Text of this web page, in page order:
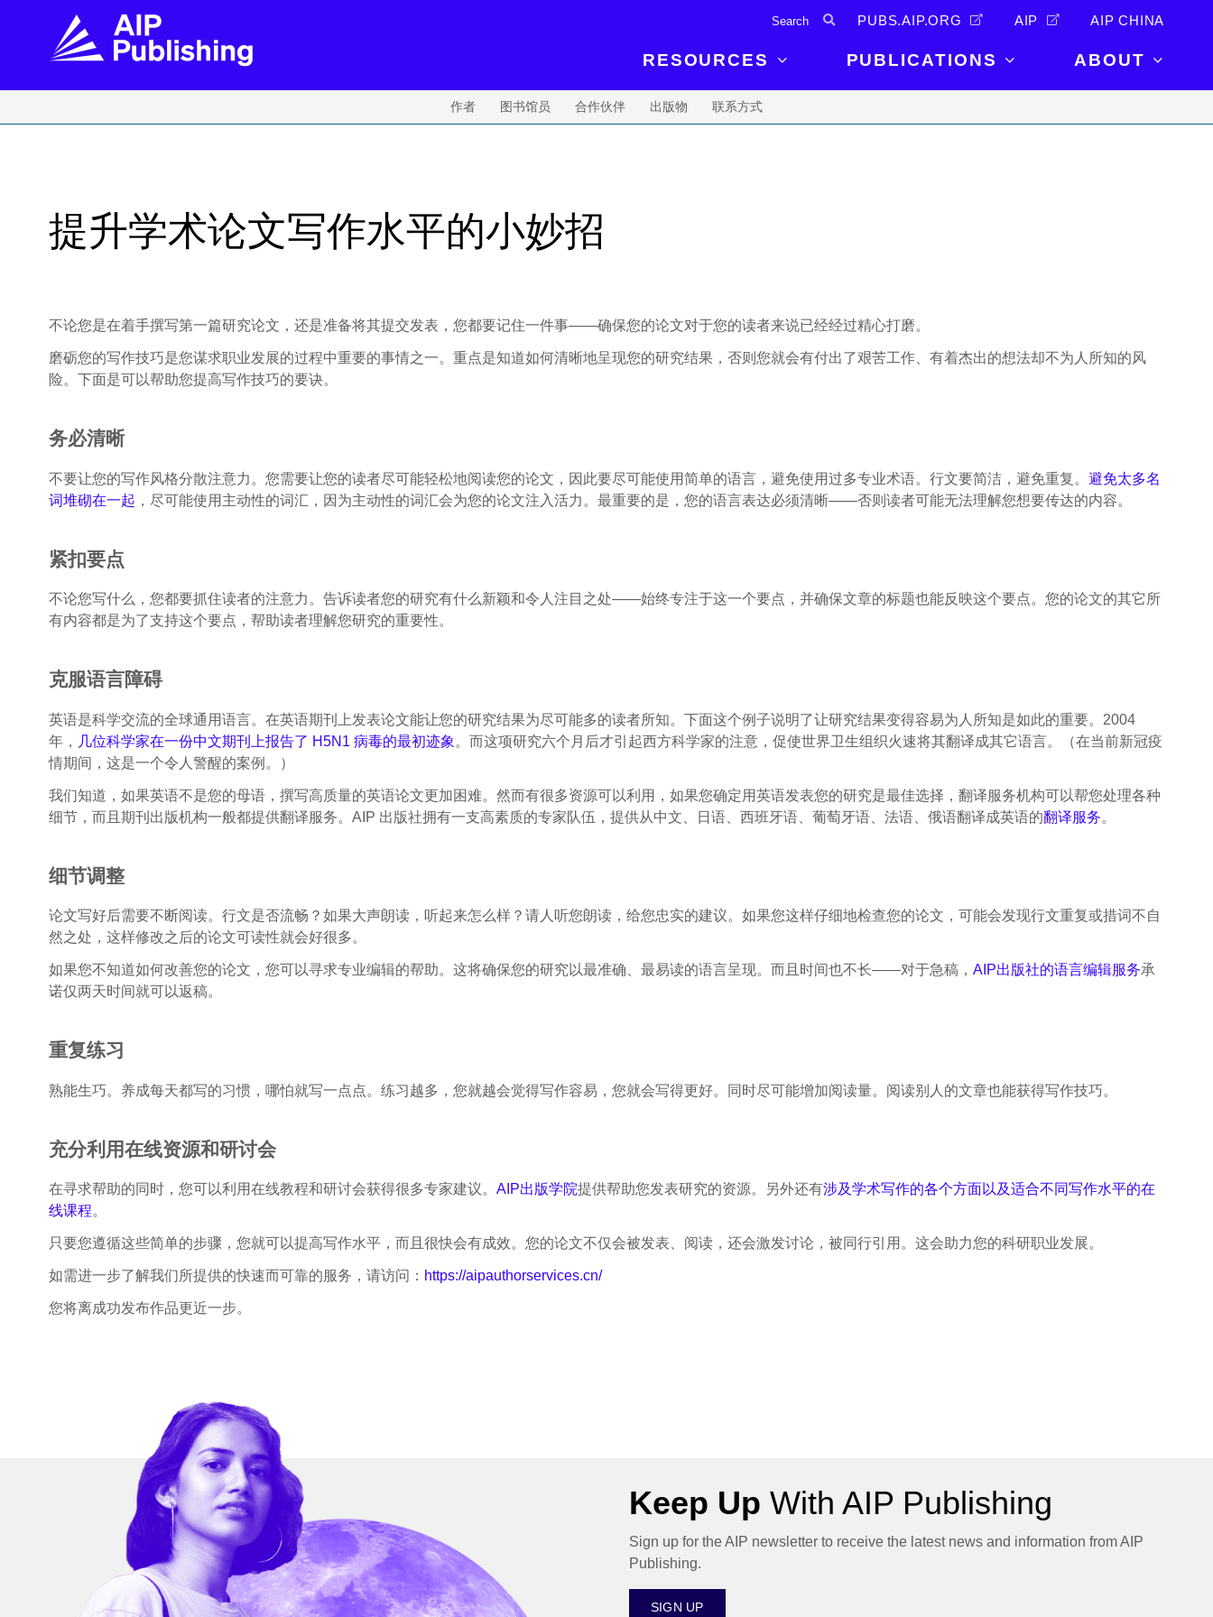
PUBS.AIP.ORG AIP AIP CHINA
RESOURCES
FIND YOUR BREAKTHROUGH
VISIT BLOG
RESOURCES
PUBLICATIONS
FIND THE RIGHT JOURNAL
BROWSE JOURNALS
LATEST CONTENT
SEE WHAT'S NEW
PUBLICATIONS
ABOUT
作者 图书馆员 合作伙伴 出版物 联系方式
提升学术论文写作水平的小妙招
不论您是在着手撰写第一篇研究论文，还是准备将其提交发表，您都要记住一件事——确保您的论文对于您的读者来说已经经过精心打磨。
磨砺您的写作技巧是您谋求职业发展的过程中重要的事情之一。重点是知道如何清晰地呈现您的研究结果，否则您就会有付出了艰苦工作、有着杰出的想法却不为人所知的风
险。下面是可以帮助您提高写作技巧的要诀。
务必清晰
不要让您的写作风格分散注意力。您需要让您的读者尽可能轻松地阅读您的论文，因此要尽可能使用简单的语言，避免使用过多专业术语。行文要简洁，避免重复。 避免太多名
词堆砌在一起 ，尽可能使用主动性的词汇，因为主动性的词汇会为您的论文注入活力。最重要的是，您的语言表达必须清晰——否则读者可能无法理解您想要传达的内容。
紧扣要点
不论您写什么，您都要抓住读者的注意力。告诉读者您的研究有什么新颖和令人注目之处——始终专注于这一个要点，并确保文章的标题也能反映这个要点。您的论文的其它所
有内容都是为了支持这个要点，帮助读者理解您研究的重要性。
克服语言障碍
英语是科学交流的全球通用语言。在英语期刊上发表论文能让您的研究结果为尽可能多的读者所知。下面这个例子说明了让研究结果变得容易为人所知是如此的重要。2004
年， 几位科学家在一份中文期刊上报告了 H5N1 病毒的最初迹象 。而这项研究六个月后才引起西方科学家的注意，促使世界卫生组织火速将其翻译成其它语言。（在当前新冠疫
情期间，这是一个令人警醒的案例。）
我们知道，如果英语不是您的母语，撰写高质量的英语论文更加困难。然而有很多资源可以利用，如果您确定用英语发表您的研究是最佳选择，翻译服务机构可以帮您处理各种
细节，而且期刊出版机构一般都提供翻译服务。AIP 出版社拥有一支高素质的专家队伍，提供从中文、日语、西班牙语、葡萄牙语、法语、俄语翻译成英语的翻译服务。
细节调整
论文写好后需要不断阅读。行文是否流畅？如果大声朗读，听起来怎么样？请人听您朗读，给您忠实的建议。如果您这样仔细地检查您的论文，可能会发现行文重复或措词不自
然之处，这样修改之后的论文可读性就会好很多。
如果您不知道如何改善您的论文，您可以寻求专业编辑的帮助。这将确保您的研究以最准确、最易读的语言呈现。而且时间也不长——对于急稿， AIP出版社的语言编辑服务承
诺仅两天时间就可以返稿。
重复练习
熟能生巧。养成每天都写的习惯，哪怕就写一点点。练习越多，您就越会觉得写作容易，您就会写得更好。同时尽可能增加阅读量。阅读别人的文章也能获得写作技巧。
充分利用在线资源和研讨会
在寻求帮助的同时，您可以利用在线教程和研讨会获得很多专家建议。 AIP出版学院提供帮助您发表研究的资源。另外还有涉及学术写作的各个方面以及适合不同写作水平的在
线课程。
只要您遵循这些简单的步骤，您就可以提高写作水平，而且很快会有成效。您的论文不仅会被发表、阅读，还会激发讨论，被同行引用。这会助力您的科研职业发展。
如需进一步了解我们所提供的快速而可靠的服务，请访问： https://aipauthorservices.cn/
您将离成功发布作品更近一步。
Keep Up With AIP Publishing
Sign up for the AIP newsletter to receive the latest news and information from AIP
Publishing.
SIGN UP